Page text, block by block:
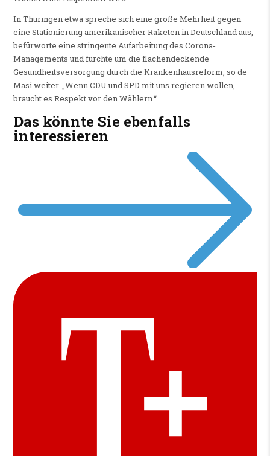
In Thüringen etwa spreche sich eine große Mehrheit gegen
eine Stationierung amerikanischer Raketen in Deutschland aus,
befürworte eine stringente Aufarbeitung des Corona-
Managements und fürchte um die flächendeckende
Gesundheitsversorgung durch die Krankenhausreform, so de
Masi weiter. „Wenn CDU und SPD mit uns regieren wollen,
braucht es Respekt vor den Wählern.“
Das könnte Sie ebenfalls
interessieren